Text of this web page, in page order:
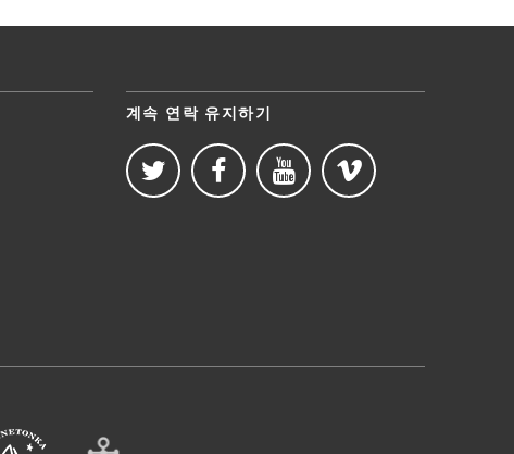
계속 연락 유지하기